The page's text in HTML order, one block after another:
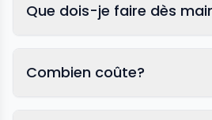
Que dois-je faire dès
Combien coûte?